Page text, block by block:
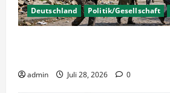
Deutschland Politik/Gesellschaft
admin Juli 28, 2026 0